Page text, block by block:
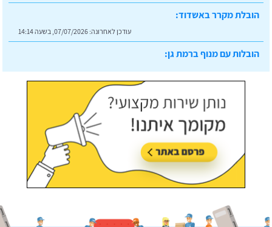
הובלת מקרר באשדוד:
עודכן לאחרונה: 07/07/2026, בשעה 14:14
הובלות עם מנוף ברמת גן:
עודכן לאחרונה:07/07/2026, בשעה 14:23